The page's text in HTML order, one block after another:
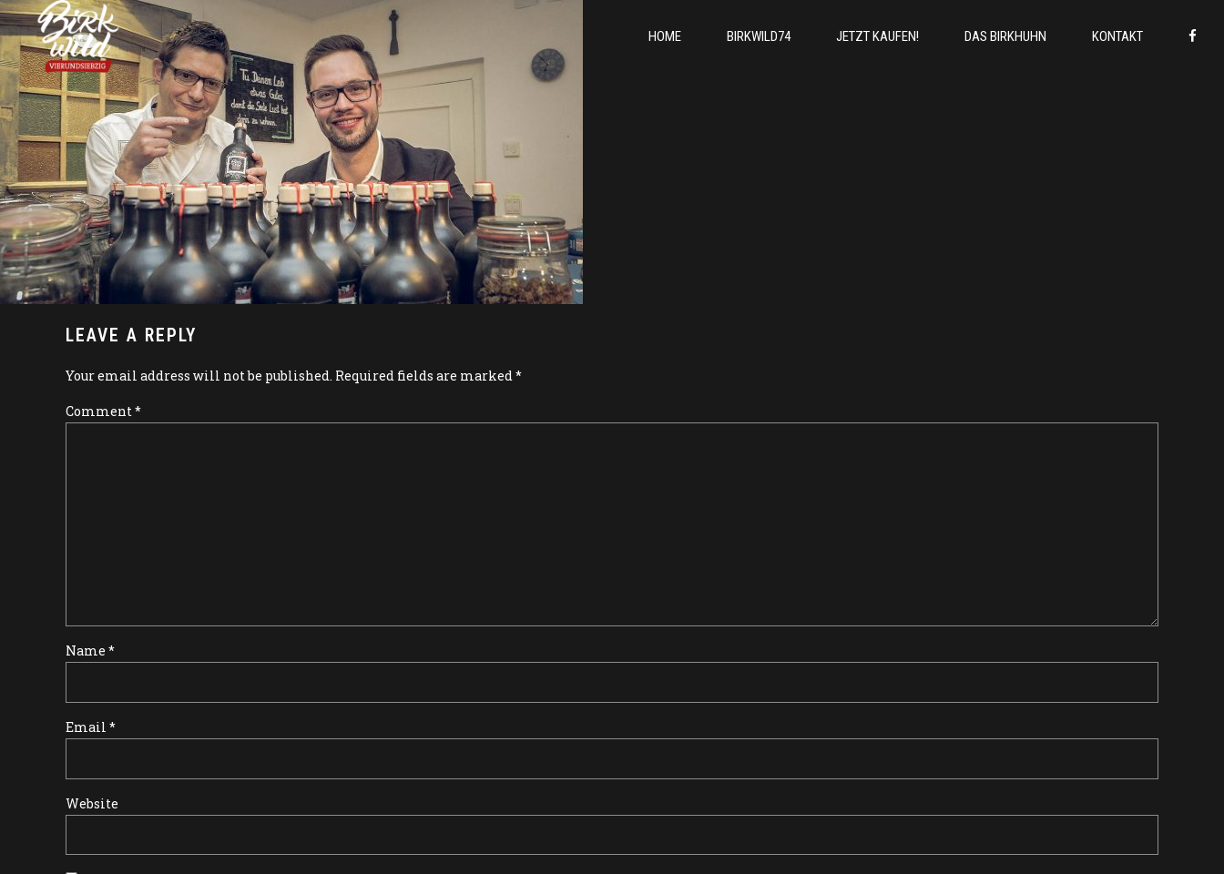
HOME BIRKWILD74 JETZT KAUFEN! DAS BIRKHUHN KONTAKT
LEAVE A REPLY
Your email address will not be published. Required fields are marked *
Comment *
Name *
Email *
Website